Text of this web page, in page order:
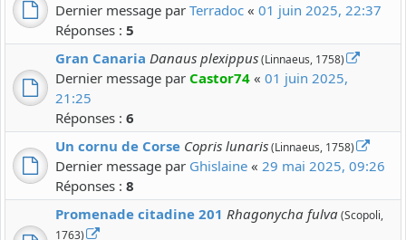
Dernier message par Terradoc « 01 juin 2025, 22:37
Réponses : 5
Gran Canaria Danaus plexippus(Linnaeus, 1758)
Dernier message par Castor74 « 01 juin 2025,
21:25
Réponses : 6
Un cornu de Corse Copris lunaris(Linnaeus, 1758)
Dernier message par Ghislaine « 29 mai 2025, 09:26
Réponses : 8
Promenade citadine 201 Rhagonycha fulva(Scopoli,
1763)